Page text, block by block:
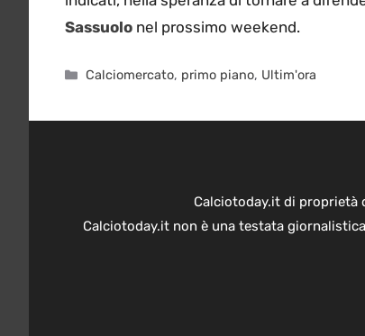
Sassuolo nel prossimo weekend.
Categorie
Calciomercato, primo piano, Ultim'ora
Calciotoday.it di proprietà
Calciotoday.it non è una testata